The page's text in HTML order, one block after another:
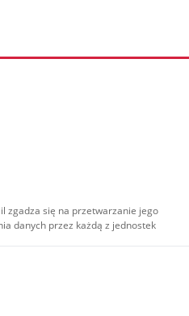
zgadza się na przetwarzanie jego
danych przez każdą z jednostek